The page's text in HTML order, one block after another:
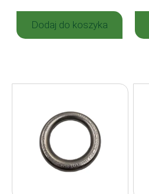
Dodaj do koszyka